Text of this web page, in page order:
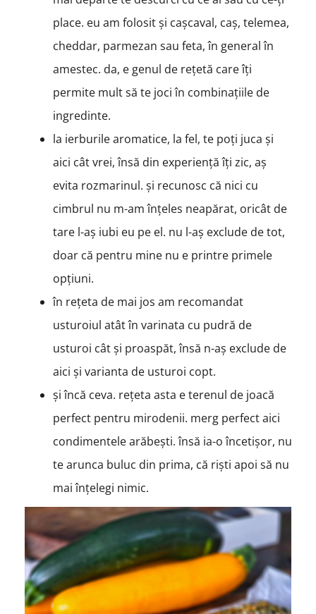
place. eu am folosit și cașcaval, caș, telemea,
cheddar, parmezan sau feta, în general în
amestec. da, e genul de rețetă care îți
permite mult să te joci în combinațiile de
ingredinte.
la ierburile aromatice, la fel, te poți juca și
aici cât vrei, însă din experiență îți zic, aș
evita rozmarinul. și recunosc că nici cu
cimbrul nu m-am înțeles neapărat, oricât de
tare l-aș iubi eu pe el. nu l-aș exclude de tot,
doar că pentru mine nu e printre primele
opțiuni.
în rețeta de mai jos am recomandat
usturoiul atât în varinata cu pudră de
usturoi cât și proaspăt, însă n-aș exclude de
aici și varianta de usturoi copt.
și încă ceva. rețeta asta e terenul de joacă
perfect pentru mirodenii. merg perfect aici
condimentele arăbești. însă ia-o încetișor, nu
te arunca buluc din prima, că riști apoi să nu
mai înțelegi nimic.